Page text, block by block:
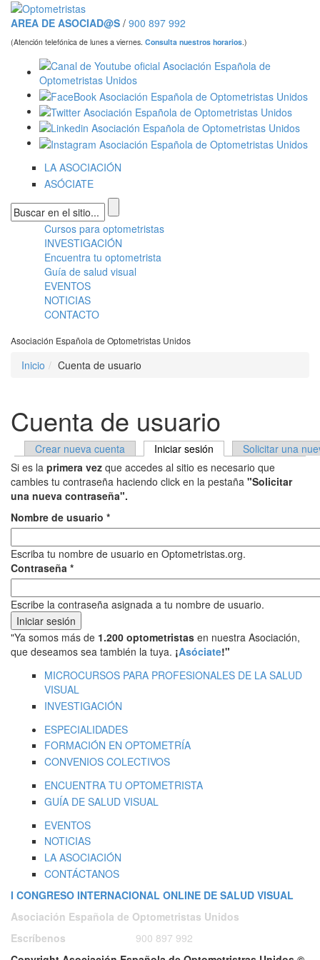
Pasar al contenido principal
AREA DE ASOCIAD@S / 900 897 992
(Atención telefónica de lunes a viernes. Consulta nuestros horarios.)
LA ASOCIACIÓN
ASÓCIATE
Formulario de búsqueda
Menú principal
Cursos para optometristas
INVESTIGACIÓN
Encuentra tu optometrista
Guía de salud visual
EVENTOS
NOTICIAS
CONTACTO
Asociación Española de Optometristas Unidos
Inicio Cuenta de usuario
Cuenta de usuario
Solapas principales
Crear nueva cuenta Iniciar sesión (solapa activa)
Solicitar una
Si es la primera vez que accedes al sitio es necesario que
cambies tu contraseña haciendo click en la pestaña "Solicitar
una nueva contraseña".
Nombre de usuario *
Escriba tu nombre de usuario en Optometristas.org.
Contraseña *
Escribe la contraseña asignada a tu nombre de usuario.
"Ya somos más de 1.200 optometristas en nuestra Asociación,
que deseamos sea también la tuya. ¡Asóciate!"
MICROCURSOS PARA PROFESIONALES DE LA SALUD
VISUAL
INVESTIGACIÓN
ESPECIALIDADES
FORMACIÓN EN OPTOMETRÍA
CONVENIOS COLECTIVOS
ENCUENTRA TU OPTOMETRISTA
GUÍA DE SALUD VISUAL
EVENTOS
NOTICIAS
LA ASOCIACIÓN
CONTÁCTANOS
I CONGRESO INTERNACIONAL ONLINE DE SALUD VISUAL
Asociación Española de Optometristas Unidos
Escríbenos
900 897 992